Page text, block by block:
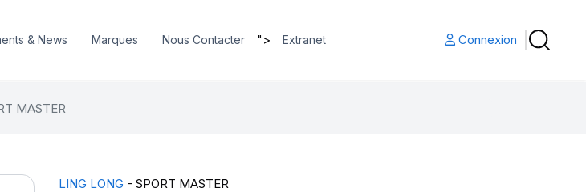
& News Marques Nous Contacter "> Extranet Connexion
MASTER
LING LONG - SPORT MASTER